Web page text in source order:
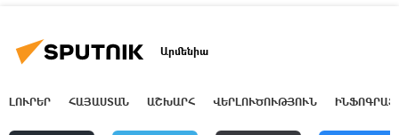
Արմենիա
ԼՈՒՐԵՐ ՀԱՅԱՍՏԱՆ ԱՇԽԱՐՀ ՎԵՐԼՈՒԾՈՒԹՅՈՒՆ